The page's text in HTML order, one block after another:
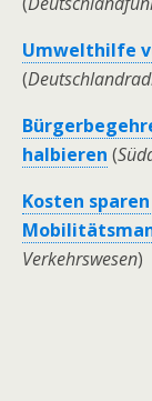
Umwelthilfe
(
halbieren (
Kosten
Verkehrswesen)